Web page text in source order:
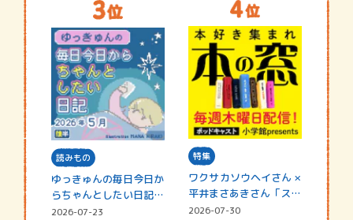
読みもの
ゆっきゅんの毎日今日か
らちゃんとしたい日記
☆202…
2026-07-23
特集
ワクサカソウヘイさん ×
平井まさあきさん「スペ
シャ…
2026-07-30